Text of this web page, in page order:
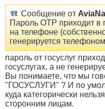
Сообщение от
Пароль OTP приходит
на телефоне
генерируется
пароль от госуслуг
госуслугах, а не
Вы понимаете, что мы
"ГОСУСЛУГИ" ? И по
куда категорически
сторонним лицам.